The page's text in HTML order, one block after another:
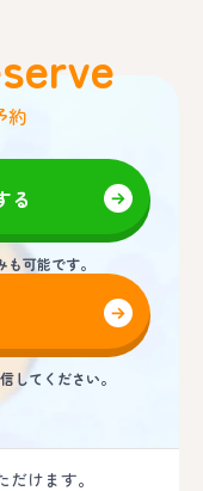
約
る
可能です。
してください。
けます。